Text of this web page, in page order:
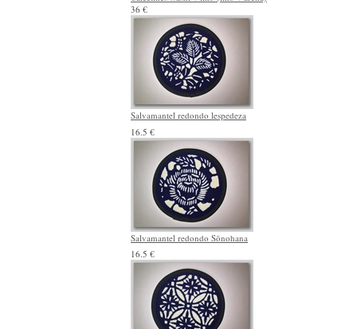
36 €
Salvamantel redondo lespedeza
16.5 €
Salvamantel redondo Sōnohana
16.5 €